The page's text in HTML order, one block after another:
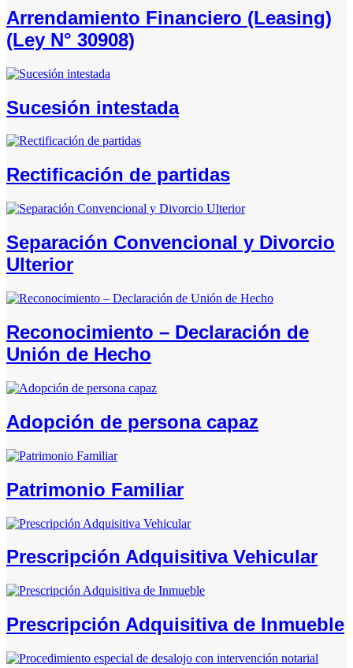
Arrendamiento Financiero (Leasing)
(Ley N° 30908)
Sucesión intestada
Rectificación de partidas
Separación Convencional y Divorcio
Ulterior
Reconocimiento – Declaración de
Unión de Hecho
Adopción de persona capaz
Patrimonio Familiar
Prescripción Adquisitiva Vehicular
Prescripción Adquisitiva de Inmueble